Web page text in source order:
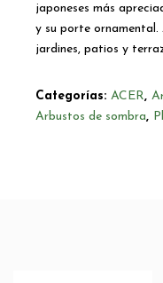
japoneses más
y su porte
jardines, patios y
Categorías: ACER,
Arbustos de sombra,